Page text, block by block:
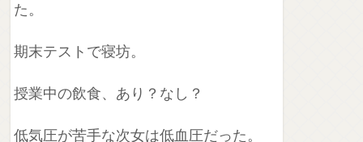
た。
期末テストで寝坊。
授業中の飲食、あり？なし？
低気圧が苦手な次女は低血圧だった。